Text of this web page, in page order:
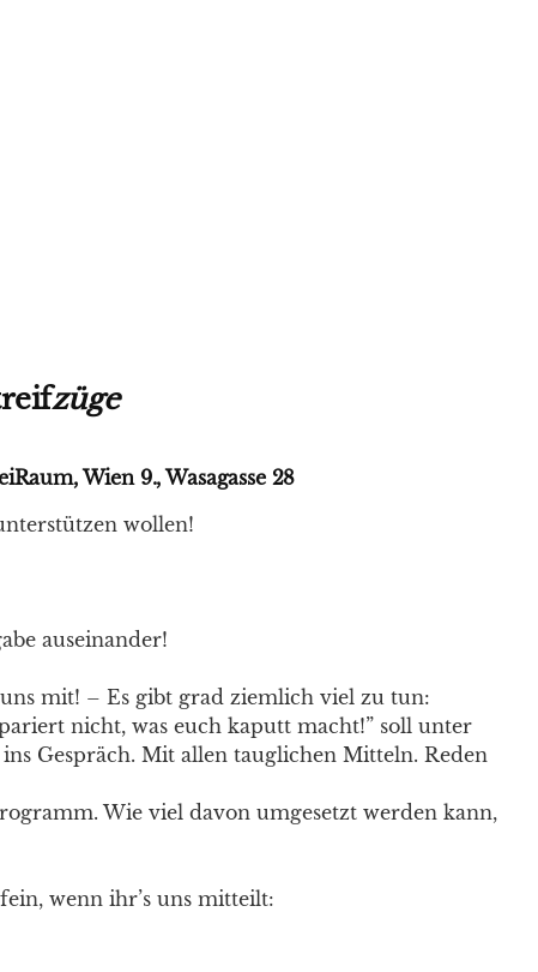
züge
Wien 9., Wasagasse 28
wollen!
auseinander!
mit! – Es gibt grad ziemlich viel zu tun:
nicht, was euch kaputt macht!” soll unter
Gespräch. Mit allen tauglichen Mitteln. Reden
Wie viel davon umgesetzt werden kann,
wenn ihr’s uns mitteilt: